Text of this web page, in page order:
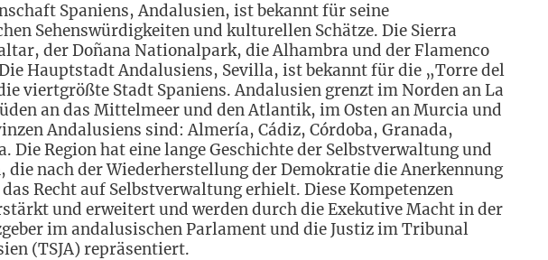
Spaniens, Andalusien, ist bekannt für seine
Sehenswürdigkeiten und kulturellen Schätze. Die Sierra
der Doñana Nationalpark, die Alhambra und der Flamenco
Hauptstadt Andalusiens, Sevilla, ist bekannt für die „Torre del
viertgrößte Stadt Spaniens. Andalusien grenzt im Norden an La
an das Mittelmeer und den Atlantik, im Osten an Murcia und
Andalusiens sind: Almería, Cádiz, Córdoba, Granada,
Die Region hat eine lange Geschichte der Selbstverwaltung und
die nach der Wiederherstellung der Demokratie die Anerkennung
Recht auf Selbstverwaltung erhielt. Diese Kompetenzen
und erweitert und werden durch die Exekutive Macht in der
im andalusischen Parlament und die Justiz im Tribunal
(TSJA) repräsentiert.